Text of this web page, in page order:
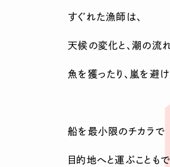
すぐれた漁師は、
天候の変化と、潮の流
魚を獲ったり、嵐を避け
船を最小限のチカラで
目的地へと運ぶこともで